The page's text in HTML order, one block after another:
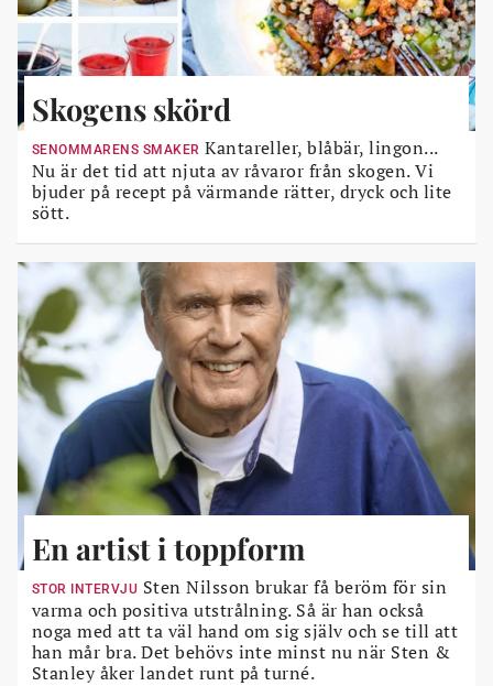
Skogens skörd
SENOMMARENS SMAKER Kantareller, blåbär, lingon...
Nu är det tid att njuta av råvaror från skogen. Vi
bjuder på recept på värmande rätter, dryck och lite
sött.
En artist i toppform
STOR INTERVJU Sten Nilsson brukar få beröm för sin
varma och positiva utstrålning. Så är han också
noga med att ta väl hand om sig själv och se till att
han mår bra. Det behövs inte minst nu när Sten &
Stanley åker landet runt på turné.